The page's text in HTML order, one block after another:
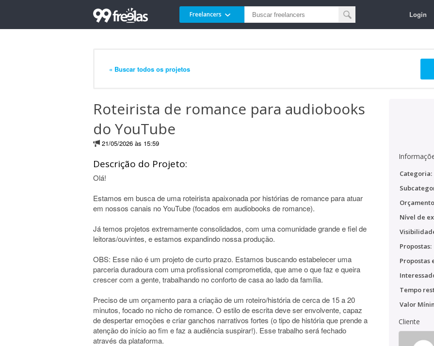
Freelancers Login
« Buscar todos os projetos
Roteirista de romance para audiobooks
do YouTube
21/05/2026 às 15:59
Descrição do Projeto:
Olá!
Estamos em busca de uma roteirista apaixonada por histórias de romance para atuar
em nossos canais no YouTube (focados em audiobooks de romance).
Já temos projetos extremamente consolidados, com uma comunidade grande e fiel de
leitoras/ouvintes, e estamos expandindo nossa produção.
OBS: Esse não é um projeto de curto prazo. Estamos buscando estabelecer uma
parceria duradoura com uma profissional comprometida, que ame o que faz e queira
crescer com a gente, trabalhando no conforto de casa ao lado da família.
Preciso de um orçamento para a criação de um roteiro/história de cerca de 15 a 20
minutos, focado no nicho de romance. O estilo de escrita deve ser envolvente, capaz
de despertar emoções e criar ganchos narrativos fortes (o tipo de história que prende a
atenção do início ao fim e faz a audiência suspirar!). Esse trabalho será fechado
através da plataforma.
Categoria:
Nível de
Propostas:
Propostas
Tempo
Valor
Cliente